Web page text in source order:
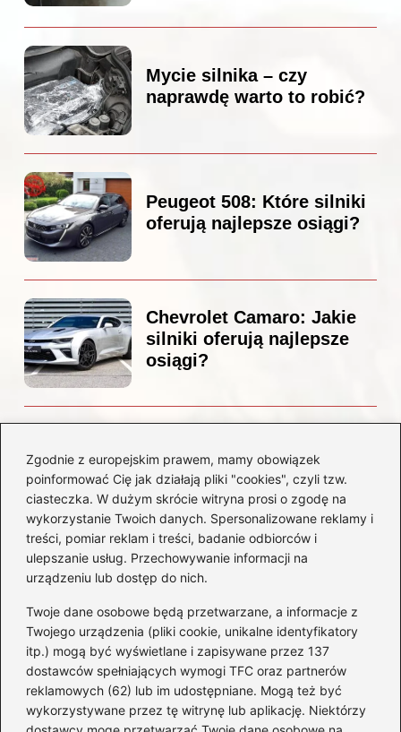
Zgodnie z europejskim prawem, mamy obowiązek
poinformować Cię jak działają pliki "cookies", czyli tzw.
ciasteczka. W dużym skrócie witryna prosi o zgodę na
wykorzystanie Twoich danych. Spersonalizowane reklamy i
treści, pomiar reklam i treści, badanie odbiorców i
ulepszanie usług. Przechowywanie informacji na
urządzeniu lub dostęp do nich.
Twoje dane osobowe będą przetwarzane, a informacje z
Twojego urządzenia (pliki cookie, unikalne identyfikatory
itp.) mogą być wyświetlane i zapisywane przez 137
dostawców spełniających wymogi TFC oraz partnerów
reklamowych (62) lub im udostępniane. Mogą też być
wykorzystywane przez tę witrynę lub aplikację. Niektórzy
Mycie silnika – czy
naprawdę warto to robić?
Peugeot 508: Które silniki
oferują najlepsze osiągi?
Chevrolet Camaro: Jakie
silniki oferują najlepsze
osiągi?
Odkryj przyczyny i
rozwiązania dla Twojego
silnika
Kategorie
Akumulatory (85)
Benzyna i Diesel (80)
Motocykle(50)
Opony(77)
Prawo jazdy(65)